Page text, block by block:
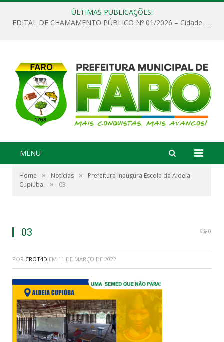
ÚLTIMAS PUBLICAÇÕES:
EDITAL DE CHAMAMENTO PÚBLICO Nº 01/2026 – Cidade de Faro
MENU
Home » Notícias »
Prefeitura inaugura Escola da Aldeia
Cupiúba.
» 03
03 0
POR CROT4D EM 11 DE MARÇO DE 2022